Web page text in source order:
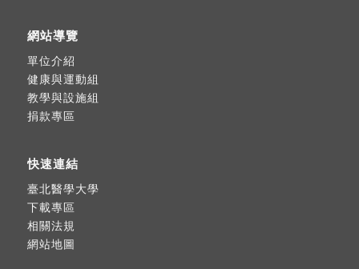
網站導覽
單位介紹
健康與運動組
教學與設施組
捐款專區
快速連結
臺北醫學大學
下載專區
相關法規
網站地圖